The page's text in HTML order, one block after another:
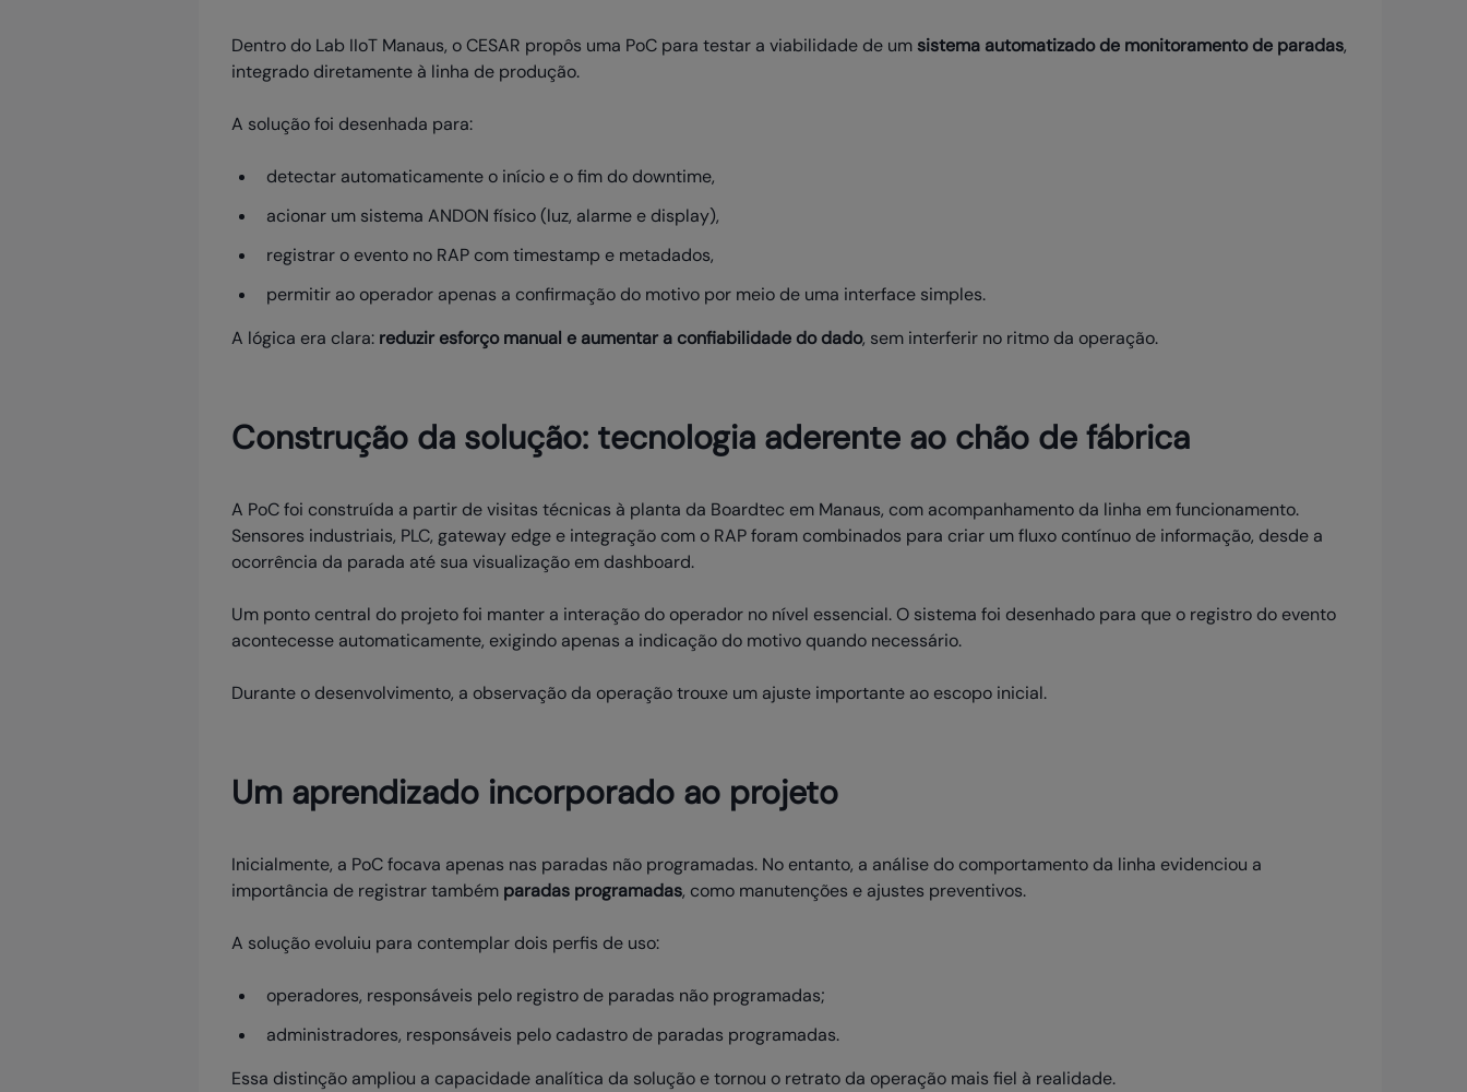
Dentro do Lab IIoT Manaus, o CESAR propôs uma PoC para testar a viabilidade de umsistema automatizado de monitoramento de paradas,
integrado diretamente à linha de produção.
A solução foi desenhada para:
detectar automaticamente o início e o fim do downtime,
acionar um sistema ANDON físico (luz, alarme e display),
registrar o evento no RAP com timestamp e metadados,
permitir ao operador apenas a confirmação do motivo por meio de uma interface simples.
A lógica era clara: reduzir esforço manual e aumentar a confiabilidade do dado, sem interferir no ritmo da operação.
Construção da solução: tecnologia aderente ao chão de fábrica
A PoC foi construída a partir de visitas técnicas à planta da Boardtec em Manaus, com acompanhamento da linha em funcionamento.
Sensores industriais, PLC, gateway edge e integração com o RAP foram combinados para criar um fluxo contínuo de informação, desde a
ocorrência da parada até sua visualização em dashboard.
Um ponto central do projeto foi manter a interação do operador no nível essencial. O sistema foi desenhado para que o registro do evento
acontecesse automaticamente, exigindo apenas a indicação do motivo quando necessário.
Durante o desenvolvimento, a observação da operação trouxe um ajuste importante ao escopo inicial.
Um aprendizado incorporado ao projeto
Inicialmente, a PoC focava apenas nas paradas não programadas. No entanto, a análise do comportamento da linha evidenciou a
importância de registrar também paradas programadas, como manutenções e ajustes preventivos.
A solução evoluiu para contemplar dois perfis de uso:
operadores, responsáveis pelo registro de paradas não programadas;
administradores, responsáveis pelo cadastro de paradas programadas.
Essa distinção ampliou a capacidade analítica da solução e tornou o retrato da operação mais fiel à realidade.